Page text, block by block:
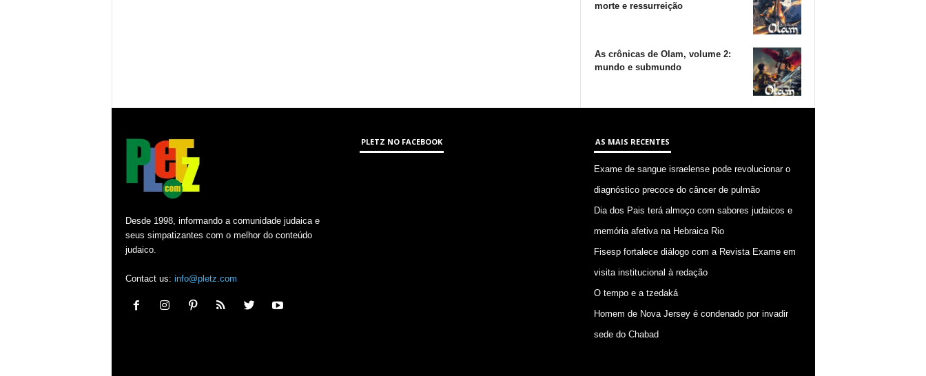
morte e ressurreição
As crônicas de Olam, volume 2:
mundo e submundo
Desde 1998, informando a comunidade judaica e
seus simpatizantes com o melhor do conteúdo
judaico.
Contact us: info@pletz.com
PLETZ NO FACEBOOK AS MAIS RECENTES
Exame de sangue israelense pode revolucionar o
diagnóstico precoce do câncer de pulmão
Dia dos Pais terá almoço com sabores judaicos e
memória afetiva na Hebraica Rio
Fisesp fortalece diálogo com a Revista Exame em
visita institucional à redação
O tempo e a tzedaká
Homem de Nova Jersey é condenado por invadir
sede do Chabad